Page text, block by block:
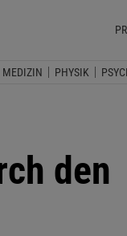
MEDIZIN PHYSIK
den